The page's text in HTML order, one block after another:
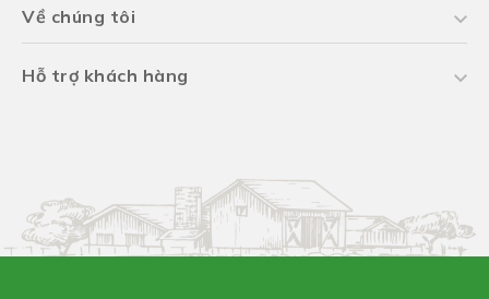
Về chúng tôi
Hỗ trợ khách hàng